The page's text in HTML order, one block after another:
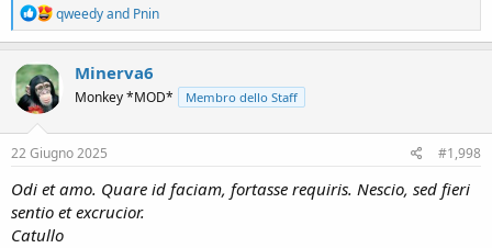
R
e
a
t
i
n
s
qweedyand Pnin
Minerva6
Monkey *MOD* Membro dello Staff
22 Giugno 2025 #1,998
Odi et amo. Quare id faciam, fortasse requiris. Nescio, sed fieri
sentio et excrucior.
Catullo